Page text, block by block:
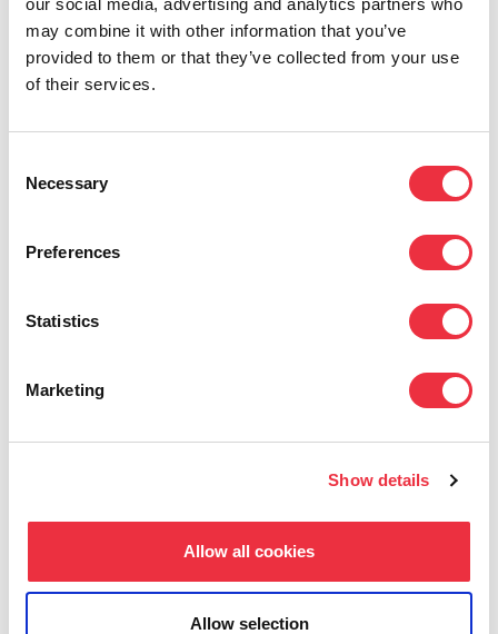
may combine it with other information that you’ve
provided to them or that they’ve collected from your use
of their services.
Selection
Necessary
Preferences
Statistics
Marketing
Show details
Allow all cookies
Allow selection
Kiinnostuitko?
Ota yhteyttä, niin kerromme lisää. Voit myös
Nimi(Pakollinen)
Kuvaile, kuinka voisimme auttaa